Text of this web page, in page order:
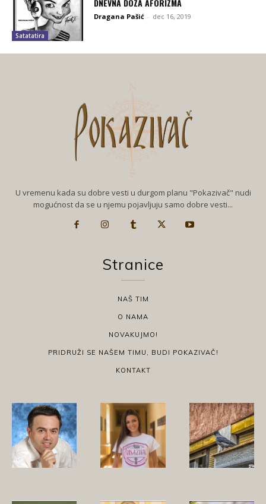
Satatatira
DNEVNA DOZA AFORIZMA
Dragana Pašić - dec 16, 2019
U vremenu kada su dobre vesti u durgom planu "Pokazivač" nudi
mogućnost da se u njemu pojavljuju samo dobre vesti...
Stranice
NAŠ TIM
O NAMA
NOVAKUJMO!
PRIDRUŽI SE NAŠEM TIMU, BUDI POKAZIVAČ!
KONTAKT